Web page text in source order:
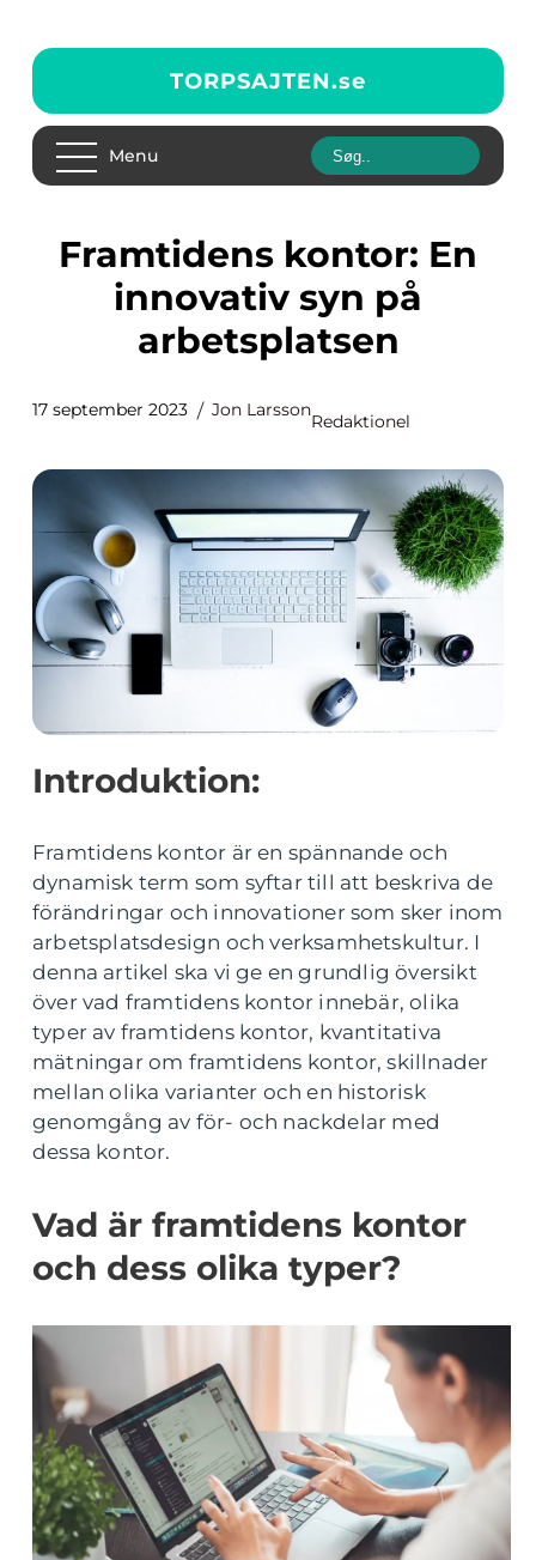
TORPSAJTEN.se
Menu
Framtidens kontor: En
innovativ syn på
arbetsplatsen
17 september 2023 Jon Larsson
Redaktionel
Introduktion:
Framtidens kontor är en spännande och
dynamisk term som syftar till att beskriva de
förändringar och innovationer som sker inom
arbetsplatsdesign och verksamhetskultur. I
denna artikel ska vi ge en grundlig översikt
över vad framtidens kontor innebär, olika
typer av framtidens kontor, kvantitativa
mätningar om framtidens kontor, skillnader
mellan olika varianter och en historisk
genomgång av för- och nackdelar med
dessa kontor.
Vad är framtidens kontor
och dess olika typer?